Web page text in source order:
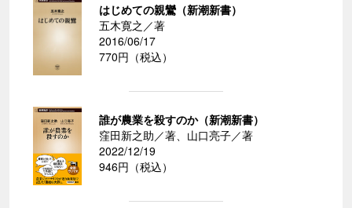
はじめての親鸞（新潮新書）
五木寛之／著
2016/06/17
770円（税込）
誰が農業を殺すのか（新潮新書）
窪田新之助／著、山口亮子／著
2022/12/19
946円（税込）